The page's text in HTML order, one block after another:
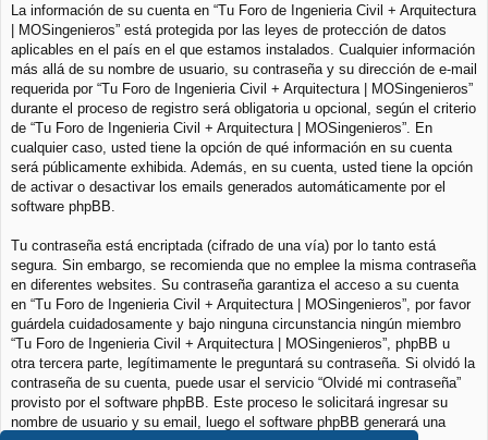
La información de su cuenta en “Tu Foro de Ingenieria Civil + Arquitectura
| MOSingenieros” está protegida por las leyes de protección de datos
aplicables en el país en el que estamos instalados. Cualquier información
más allá de su nombre de usuario, su contraseña y su dirección de e-mail
requerida por “Tu Foro de Ingenieria Civil + Arquitectura | MOSingenieros”
durante el proceso de registro será obligatoria u opcional, según el criterio
de “Tu Foro de Ingenieria Civil + Arquitectura | MOSingenieros”. En
cualquier caso, usted tiene la opción de qué información en su cuenta
será públicamente exhibida. Además, en su cuenta, usted tiene la opción
de activar o desactivar los emails generados automáticamente por el
software phpBB.
Tu contraseña está encriptada (cifrado de una vía) por lo tanto está
segura. Sin embargo, se recomienda que no emplee la misma contraseña
en diferentes websites. Su contraseña garantiza el acceso a su cuenta
en “Tu Foro de Ingenieria Civil + Arquitectura | MOSingenieros”, por favor
guárdela cuidadosamente y bajo ninguna circunstancia ningún miembro
“Tu Foro de Ingenieria Civil + Arquitectura | MOSingenieros”, phpBB u
otra tercera parte, legítimamente le preguntará su contraseña. Si olvidó la
contraseña de su cuenta, puede usar el servicio “Olvidé mi contraseña”
provisto por el software phpBB. Este proceso le solicitará ingresar su
nombre de usuario y su email, luego el software phpBB generará una